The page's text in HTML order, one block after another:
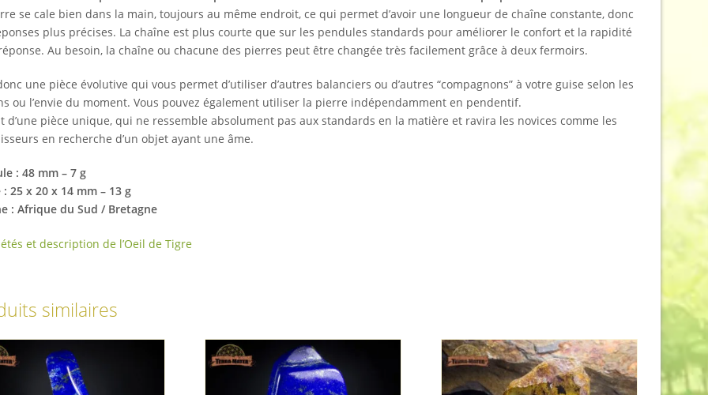
se cale bien dans la main, toujours au même endroit, ce qui permet d’avoir une longueur de chaîne constante, donc
plus précises. La chaîne est plus courte que sur les pendules standards pour améliorer le confort et la rapidité
Au besoin, la chaîne ou chacune des pierres peut être changée très facilement grâce à deux fermoirs.
une pièce évolutive qui vous permet d’utiliser d’autres balanciers ou d’autres “compagnons” à votre guise selon les
ou l’envie du moment. Vous pouvez également utiliser la pierre indépendamment en pendentif.
d’une pièce unique, qui ne ressemble absolument pas aux standards en la matière et ravira les novices comme les
en recherche d’un objet ayant une âme.
: 48 mm – 7 g
25 x 20 x 14 mm – 13 g
: Afrique du Sud / Bretagne
et description de l’Oeil de Tigre
similaires